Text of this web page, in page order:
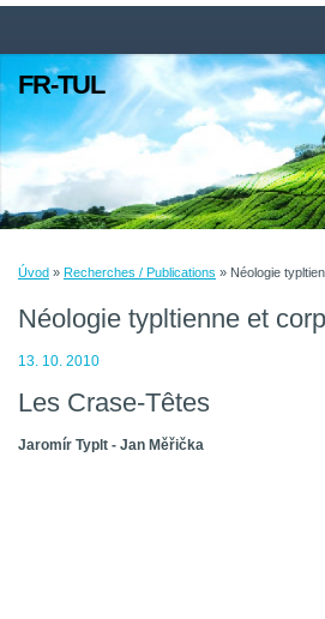
FR-TUL
Úvod » Recherches / Publications » Néologie
Néologie typltienne et
13. 10. 2010
Les Crase-Têtes
Jaromír Typlt - Jan Měřička